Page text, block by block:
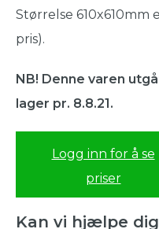
Størrelse 610x610mm
pris).
NB! Denne varen
lager pr. 8.8.21.
Logg inn for å se
priser
Kan vi hjælpe